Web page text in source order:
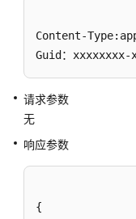
口
参
知
Content-
Guid：
请求参数
无
响应参数
{